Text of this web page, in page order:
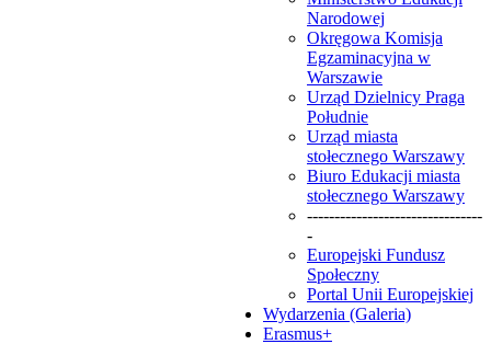
Narodowej
Okręgowa Komisja
Egzaminacyjna w
Warszawie
Urząd Dzielnicy Praga
Południe
Urząd miasta
stołecznego Warszawy
Biuro Edukacji miasta
stołecznego Warszawy
--------------------------------
-
Europejski Fundusz
Społeczny
Portal Unii Europejskiej
Wydarzenia (Galeria)
Erasmus+